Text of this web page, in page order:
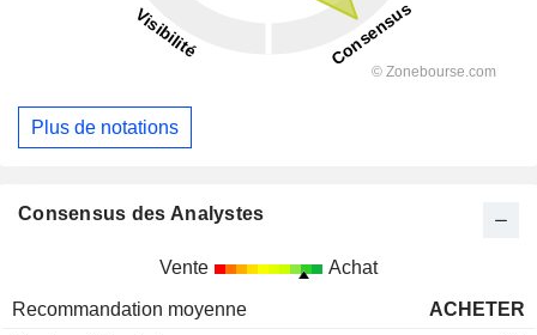
Plus de notations
Consensus des Analystes
Vente Achat
Recommandation moyenne
ACHETER